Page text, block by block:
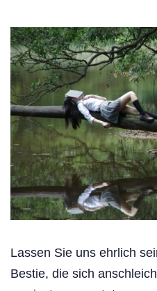
Lassen Sie uns ehrlich
Bestie, die sich